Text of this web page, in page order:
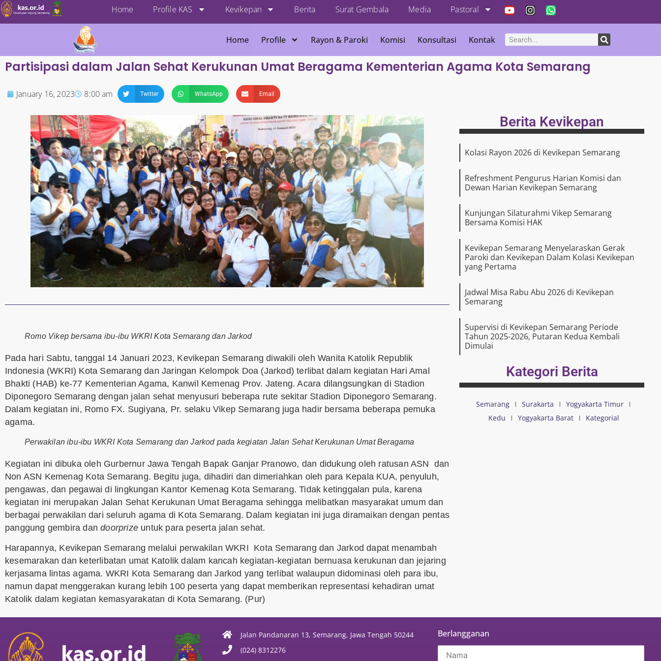
Home Profile KAS Kevikepan Berita Surat Gembala Media Pastoral
Home Profile Rayon & Paroki Komisi Konsultasi Kontak
Partisipasi dalam Jalan Sehat Kerukunan Umat Beragama Kementerian Agama Kota Semarang
January 16, 2023 8:00 am Twitter WhatsApp Email
Romo Vikep bersama ibu-ibu WKRI Kota Semarang dan Jarkod
Pada hari Sabtu, tanggal 14 Januari 2023, Kevikepan Semarang diwakili oleh Wanita Katolik Republik
Indonesia (WKRI) Kota Semarang dan Jaringan Kelompok Doa (Jarkod) terlibat dalam kegiatan Hari Amal
Bhakti (HAB) ke-77 Kementerian Agama, Kanwil Kemenag Prov. Jateng. Acara dilangsungkan di Stadion
Diponegoro Semarang dengan jalan sehat menyusuri beberapa rute sekitar Stadion Diponegoro Semarang.
Dalam kegiatan ini, Romo FX. Sugiyana, Pr. selaku Vikep Semarang juga hadir bersama beberapa pemuka
agama.
Perwakilan ibu-ibu WKRI Kota Semarang dan Jarkod pada kegiatan Jalan Sehat Kerukunan Umat Beragama
Kegiatan ini dibuka oleh Gurbernur Jawa Tengah Bapak Ganjar Pranowo, dan didukung oleh ratusan ASN dan
Non ASN Kemenag Kota Semarang. Begitu juga, dihadiri dan dimeriahkan oleh para Kepala KUA, penyuluh,
pengawas, dan pegawai di lingkungan Kantor Kemenag Kota Semarang. Tidak ketinggalan pula, karena
kegiatan ini merupakan Jalan Sehat Kerukunan Umat Beragama sehingga melibatkan masyarakat umum dan
berbagai perwakilan dari seluruh agama di Kota Semarang. Dalam kegiatan ini juga diramaikan dengan pentas
panggung gembira dandoorprize untuk para peserta jalan sehat.
Harapannya, Kevikepan Semarang melalui perwakilan WKRI Kota Semarang dan Jarkod dapat menambah
kesemarakan dan keterlibatan umat Katolik dalam kancah kegiatan-kegiatan bernuasa kerukunan dan jejaring
kerjasama lintas agama. WKRI Kota Semarang dan Jarkod yang terlibat walaupun didominasi oleh para ibu,
namun dapat menggerakan kurang lebih 100 peserta yang dapat memberikan representasi kehadiran umat
Katolik dalam kegiatan kemasyarakatan di Kota Semarang. (Pur)
Berita Kevikepan
Kolasi Rayon 2026 di Kevikepan Semarang
Refreshment Pengurus Harian Komisi dan
Dewan Harian Kevikepan Semarang
Kunjungan Silaturahmi Vikep Semarang
Bersama Komisi HAK
Kevikepan Semarang Menyelaraskan Gerak
Paroki dan Kevikepan Dalam Kolasi Kevikepan
yang Pertama
Jadwal Misa Rabu Abu 2026 di Kevikepan
Semarang
Supervisi di Kevikepan Semarang Periode
Tahun 2025-2026, Putaran Kedua Kembali
Dimulai
Kategori Berita
Semarang Surakarta
Yogyakarta Timur
Kedu
Yogyakarta Barat Kategorial
Jalan Pandanaran 13, Semarang, Jawa Tengah 50244
(024) 8312276
Berlangganan